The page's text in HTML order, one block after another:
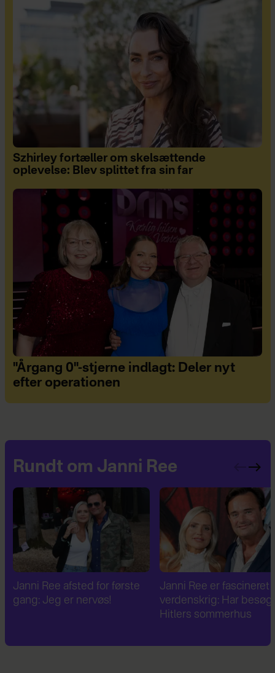
Szhirley fortæller om skelsættende
oplevelse: Blev splittet fra sin far
"Årgang 0"-stjerne indlagt: Deler nyt
efter operationen
Rundt om Janni Ree
Janni Ree er fascineret af 2.
verdenskrig: Har besøgt
Janni Ree bryder
tavsheden: "Det er
fuldstændig absurd"